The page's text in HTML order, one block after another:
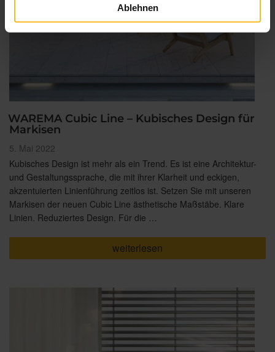
Ablehnen
WAREMA Cubic Line – Kubisches Design für
Markisen
Veröffentlicht
am
5. Mai 2022
Kubisches Design ist mehr als ein Trend. Es ist eine Architektur-
und Gestaltungssprache, die mit ihrer Klarheit und eckigen,
akzentuierten Linienführung zeitlos ist. Setzen Sie mit unseren
Markisen der neuen Cubic Line ästhetische Maßstäbe. Klare
Linien. Reduziertes Design. Für die …
„WAREMA
Cubic
Kubisches
Design
für
Markisen“
weiterlesen